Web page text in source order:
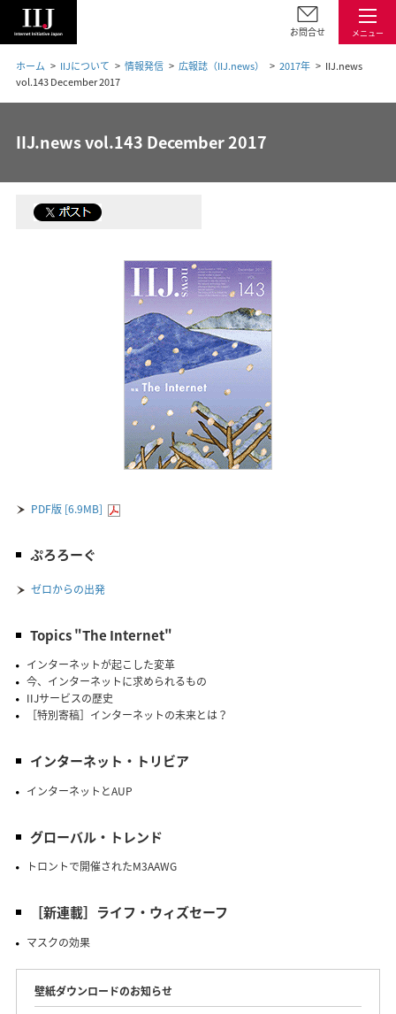
メニュー
お問合せ
ホーム IIJについて 情報発信 広報誌（IIJ.news） 2017年
IIJ.news
vol.143 December 2017
IIJ.news vol.143 December 2017
PDF版 [6.9MB]
ぷろろーぐ
ゼロからの出発
Topics "The Internet"
インターネットが起こした変革
今、インターネットに求められるもの
IIJサービスの歴史
［特別寄稿］インターネットの未来とは？
インターネット・トリビア
インターネットとAUP
グローバル・トレンド
トロントで開催されたM3AAWG
［新連載］ライフ・ウィズセーフ
マスクの効果
壁紙ダウンロードのお知らせ